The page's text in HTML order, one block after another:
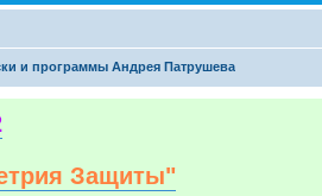
и программы Андрея Патрушева
Защиты"